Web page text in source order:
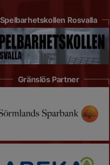
Spelbarhetskollen Rosvalla
Gränslös Partner